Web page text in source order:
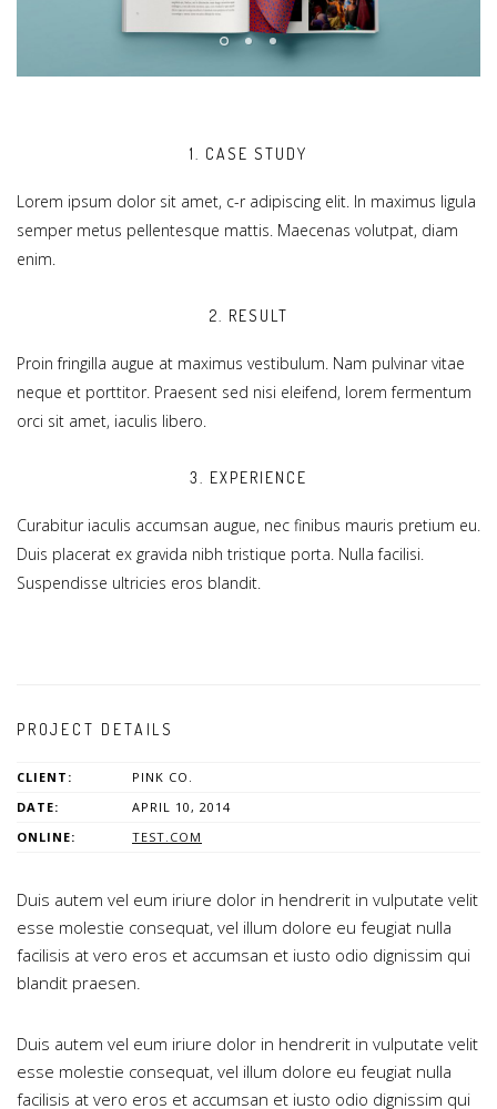
1. CASE STUDY
Lorem ipsum dolor sit amet, c-r adipiscing elit. In maximus ligula
semper metus pellentesque mattis. Maecenas volutpat, diam
enim.
2. RESULT
Proin fringilla augue at maximus vestibulum. Nam pulvinar vitae
neque et porttitor. Praesent sed nisi eleifend, lorem fermentum
orci sit amet, iaculis libero.
3. EXPERIENCE
Curabitur iaculis accumsan augue, nec finibus mauris pretium eu.
Duis placerat ex gravida nibh tristique porta. Nulla facilisi.
Suspendisse ultricies eros blandit.
PROJECT DETAILS
CLIENT:
PINK CO.
DATE:
APRIL 10, 2014
ONLINE:
TEST.COM
Duis autem vel eum iriure dolor in hendrerit in vulputate velit
esse molestie consequat, vel illum dolore eu feugiat nulla
facilisis at vero eros et accumsan et iusto odio dignissim qui
blandit praesen.
Duis autem vel eum iriure dolor in hendrerit in vulputate velit
esse molestie consequat, vel illum dolore eu feugiat nulla
facilisis at vero eros et accumsan et iusto odio dignissim qui